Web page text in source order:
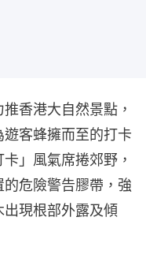
香港大自然景點，
客蜂擁而至的打卡
」風氣席捲郊野，
危險警告膠帶，強
現根部外露及傾